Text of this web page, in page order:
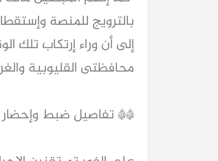
بالترويج للمنصة
محافظتى القليوبية
** تفاصيل ضبط وإحضار